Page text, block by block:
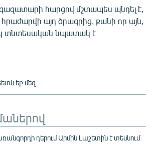
գազատարի հարցով մշտապես պնդել է,
այդ ծրագրից, քանի որ այն,
տնտեսական նպատակ է
մեզ
դերում Արմին Լաշետին է տեսնում